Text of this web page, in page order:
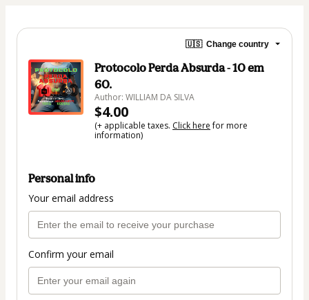
🇺🇸 Change country
Protocolo Perda Absurda - 10 em
60.
Author: WILLIAM DA SILVA
$4.00
(+ applicable taxes. Click herefor more
information)
Personal info
Your email address
Confirm your email